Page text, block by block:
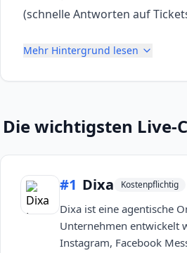
(schnelle Antworten auf
Mehr Hintergrund lesen
Die wichtigsten Live-
#1 Dixa Kostenpflichtig
Dixa ist eine agentische
Unternehmen entwickelt
Instagram, Facebook